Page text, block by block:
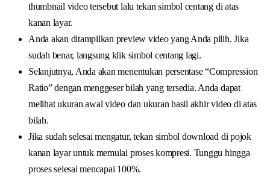
thumbnail video tersebut lalu tekan simbol centang di atas
kanan layar.
Anda akan ditampilkan preview video yang Anda pilih. Jika
sudah benar, langsung klik simbol centang lagi.
Selanjutnya, Anda akan menentukan persentase “Compression
Ratio” dengan menggeser bilah yang tersedia. Anda dapat
melihat ukuran awal video dan ukuran hasil akhir video di atas
bilah.
Jika sudah selesai mengatur, tekan simbol download di pojok
kanan layar untuk memulai proses kompresi. Tunggu hingga
proses selesai mencapai 100%.